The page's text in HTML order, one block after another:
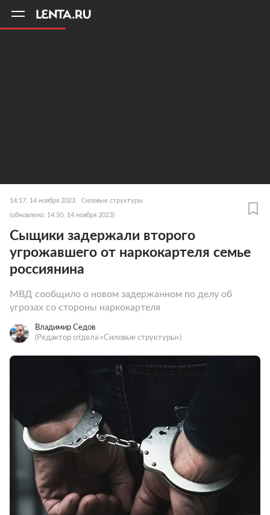
14:17, 14 ноября 2023 Силовые структуры
(обновлено: 14:50, 14 ноября 2023)
Сыщики задержали второго
угрожавшего от наркокартеля семье
россиянина
МВД сообщило о новом задержанном по делу об
угрозах со стороны наркокартеля
Владимир Седов
(Редактор отдела «Силовые структуры»)